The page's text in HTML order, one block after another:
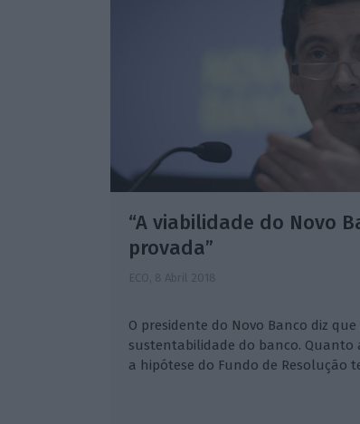
“A viabilidade do Novo
provada”
ECO, 8 Abril 2018
O presidente do Novo Banco diz
sustentabilidade do banco.
a hipótese do Fundo de Resolução